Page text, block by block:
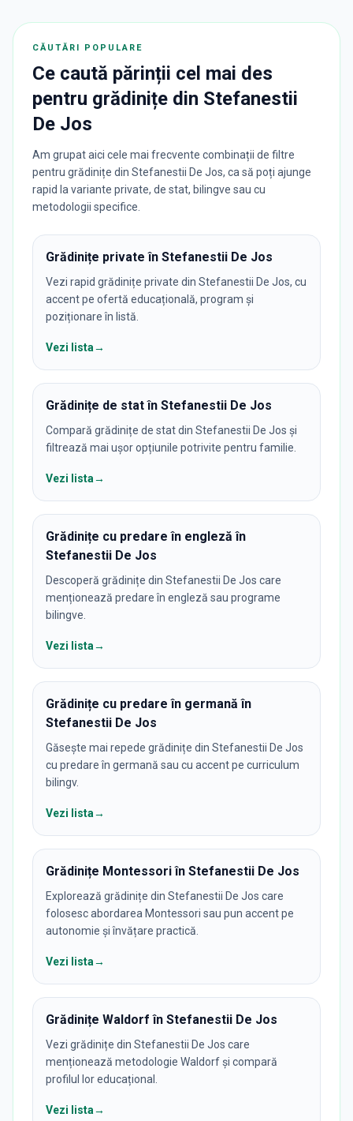
CĂUTĂRI POPULARE
Ce caută părinții cel mai des
pentru grădinițe din Stefanestii
De Jos
Am grupat aici cele mai frecvente combinații de filtre
pentru grădinițe din Stefanestii De Jos, ca să poți ajunge
rapid la variante private, de stat, bilingve sau cu
metodologii specifice.
Grădinițe private în Stefanestii De Jos
Vezi rapid grădinițe private din Stefanestii De Jos, cu
accent pe ofertă educațională, program și
poziționare în listă.
Vezi lista→
Grădinițe de stat în Stefanestii De Jos
Compară grădinițe de stat din Stefanestii De Jos și
filtrează mai ușor opțiunile potrivite pentru familie.
Vezi lista→
Grădinițe cu predare în engleză în
Stefanestii De Jos
Descoperă grădinițe din Stefanestii De Jos care
menționează predare în engleză sau programe
bilingve.
Vezi lista→
Grădinițe cu predare în germană în
Stefanestii De Jos
Găsește mai repede grădinițe din Stefanestii De Jos
cu predare în germană sau cu accent pe curriculum
bilingv.
Vezi lista→
Grădinițe Montessori în Stefanestii De Jos
Explorează grădinițe din Stefanestii De Jos care
folosesc abordarea Montessori sau pun accent pe
autonomie și învățare practică.
Vezi lista→
Grădinițe Waldorf în Stefanestii De Jos
Vezi grădinițe din Stefanestii De Jos care
menționează metodologie Waldorf și compară
profilul lor educațional.
Vezi lista→